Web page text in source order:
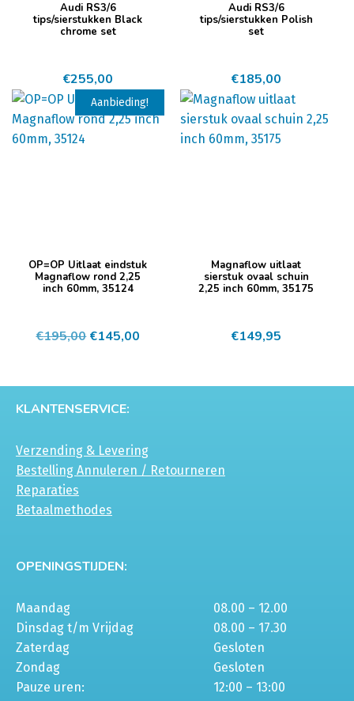
Audi RS3/6
tips/sierstukken Black
chrome set
€255,00
Audi RS3/6
tips/sierstukken Polish
set
€185,00
Aanbieding!
OP=OP Uitlaat eindstuk
Magnaflow rond 2,25
inch 60mm, 35124
€195,00 Oorspronkelijke
€145,00
Magnaflow uitlaat
sierstuk ovaal schuin
2,25 inch 60mm, 35175
€149,95
KLANTENSERVICE:
Verzending & Levering
Bestelling Annuleren / Retourneren
Reparaties
Betaalmethodes
OPENINGSTIJDEN:
Maandag
08.00 – 12.00
Dinsdag t/m Vrijdag
08.00 – 17.30
Zaterdag
Gesloten
Zondag
Gesloten
Pauze uren:
12:00 – 13:00